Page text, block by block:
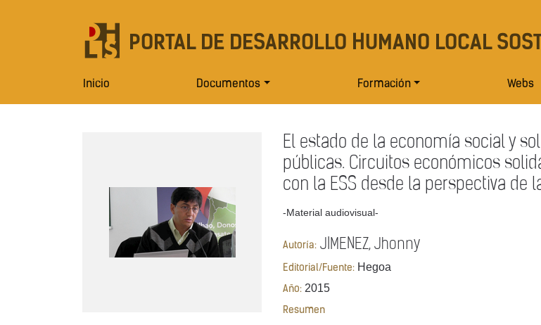
PORTAL DE DESARROLLO HUMANO LOCAL
Inicio Documentos Formación Webs
El estado de la economía social y
públicas. Circuitos económicos
con la ESS desde la perspectiva de
-Material audiovisual-
Autoría: JIMENEZ, Jhonny
Editorial/Fuente: Hegoa
Año: 2015
Resumen